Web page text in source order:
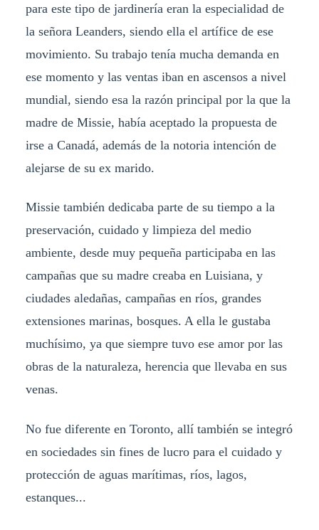
para este tipo de jardinería eran la especialidad de
la señora Leanders, siendo ella el artífice de ese
movimiento. Su trabajo tenía mucha demanda en
ese momento y las ventas iban en ascensos a nivel
mundial, siendo esa la razón principal por la que la
madre de Missie, había aceptado la propuesta de
irse a Canadá, además de la notoria intención de
alejarse de su ex marido.
Missie también dedicaba parte de su tiempo a la
preservación, cuidado y limpieza del medio
ambiente, desde muy pequeña participaba en las
campañas que su madre creaba en Luisiana, y
ciudades aledañas, campañas en ríos, grandes
extensiones marinas, bosques. A ella le gustaba
muchísimo, ya que siempre tuvo ese amor por las
obras de la naturaleza, herencia que llevaba en sus
venas.
No fue diferente en Toronto, allí también se integró
en sociedades sin fines de lucro para el cuidado y
protección de aguas marítimas, ríos, lagos,
estanques...